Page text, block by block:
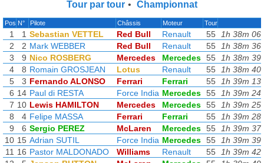
Tour par tour • Championnat
Pos N° Pilote Châssis Moteur Tour
1 1 Sebastian VETTEL Red Bull Renault 55
1h 38m
2
2 Mark WEBBER Red Bull Renault 55
1h 38m
3
9 Nico ROSBERG Mercedes Mercedes 55
1h 38m
4
8 Romain GROSJEAN Lotus Renault 55
1h 38m
5
3 Fernando ALONSO Ferrari Ferrari 55
1h 39m
6 14 Paul di RESTA Force India Mercedes 55
1h 39m
7 10 Lewis HAMILTON Mercedes Mercedes 55
1h 39m
8
4 Felipe MASSA Ferrari Ferrari 55
1h 39m
9
6 Sergio PEREZ McLaren Mercedes 55
1h 39m
10 15 Adrian SUTIL Force India Mercedes 55
1h 39m
11 16 Pastor MALDONADO Williams Renault 55
1h 39m